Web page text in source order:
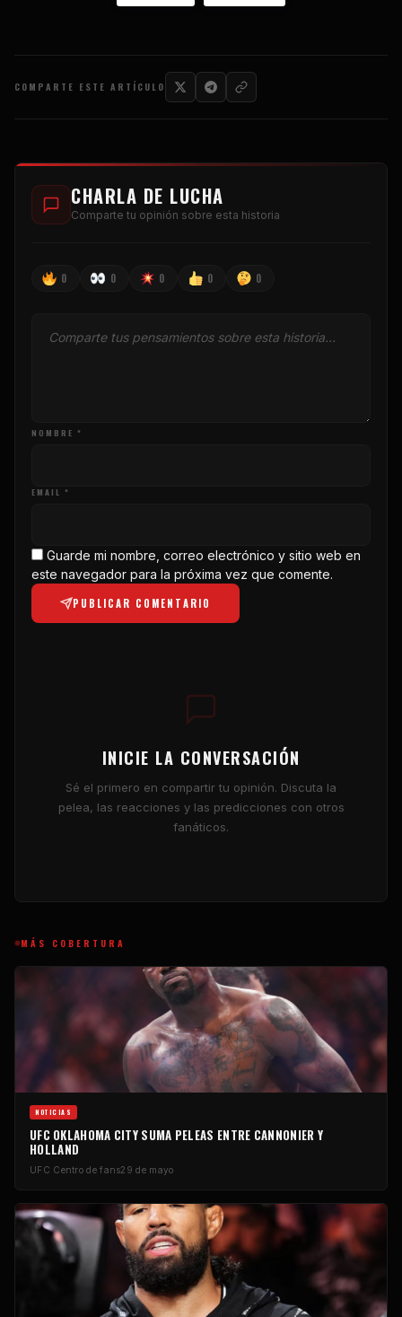
COMPARTE ESTE ARTÍCULO
CHARLA DE LUCHA
Comparte tu opinión sobre esta historia
0 0 0 0 0
NOMBRE *
EMAIL *
Guarde mi nombre, correo electrónico y sitio web en
este navegador para la próxima vez que comente.
PUBLICAR COMENTARIO
INICIE LA CONVERSACIÓN
Sé el primero en compartir tu opinión. Discuta la
pelea, las reacciones y las predicciones con otros
fanáticos.
MÁS COBERTURA
NOTICIAS
UFC OKLAHOMA CITY SUMA PELEAS ENTRE CANNONIER Y
HOLLAND
UFC Centro de fans29 de mayo